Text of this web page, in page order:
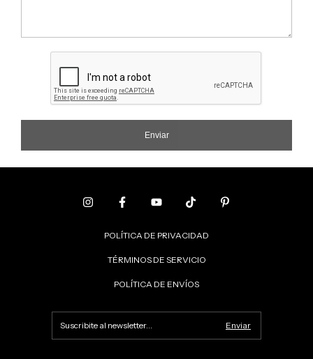
Enviar
POLÍTICA DE PRIVACIDAD
TÉRMINOS DE SERVICIO
POLÍTICA DE ENVÍOS